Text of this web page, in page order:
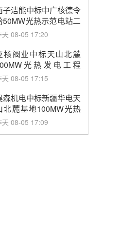
子洁能中标中广核德令
50MW光热示范电站二
蒸汽发生器设备采购
天 08-05 17:20
核阀业中标天山北麓
光热发电工程
总承包项目熔盐截
天 08-05 17:15
森机电中标新疆华电天
北麓基地100MW光热
电工程EPC总承包项
天 08-05 17:09